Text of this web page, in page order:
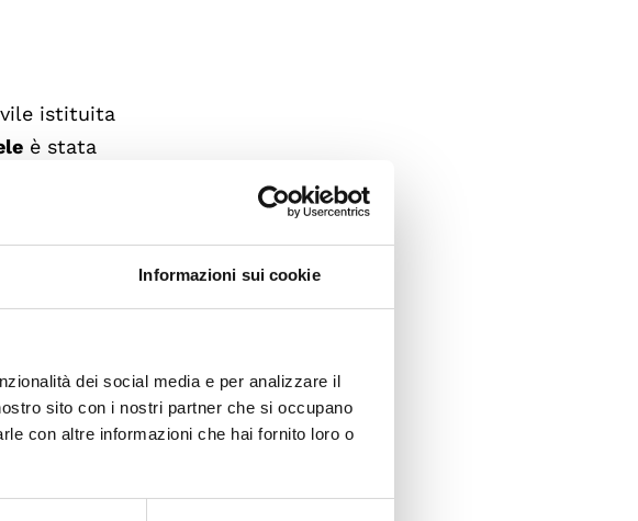
Informazioni sui cookie
dei social media e per analizzare il
sito con i nostri partner che si occupano
con altre informazioni che hai fornito loro o
istituita
è stata
per il
2010 è stato
Europe (REC),
paesi europei e
(FUNCI)
a trovare soluzioni
alla ONG
(MIO-
Infine il